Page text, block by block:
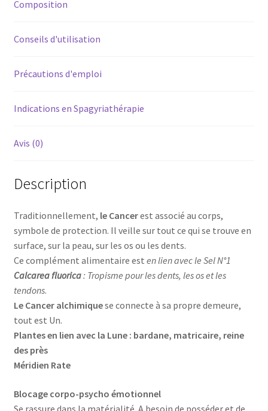
Composition
Conseils d'utilisation
Précautions d'emploi
Indications en Spagyriathérapie
Avis (0)
Description
Traditionnellement, le Cancerest associé au corps,
symbole de protection. Il veille sur tout ce qui se trouve en
surface, sur la peau, sur les os ou les dents.
Ce complément alimentaire est en lien avec le Sel N°1
Calcarea fluorica: Tropisme pour les dents, les os et les
tendons.
Le Cancer alchimiquese connecte à sa propre demeure,
tout est Un.
Plantes en lien avec la Lune : bardane, matricaire, reine
des près
Méridien Rate
Blocage corpo-psycho émotionnel